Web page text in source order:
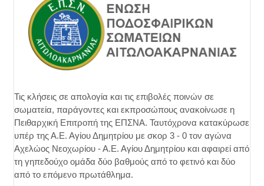
Τις κλήσεις σε απολογία και τις επιβολές ποινών σε
σωματεία, παράγοντες και εκπροσώπους ανακοίνωσε η
Πειθαρχική Επιτροπή της ΕΠΣΝΑ. Ταυτόχρονα κατακύρωσε
υπέρ της Α.Ε. Αγίου Δημητρίου με σκορ 3 - 0 τον αγώνα
Αχελώος Νεοχωρίου - Α.Ε. Αγίου Δημητρίου και αφαιρεί από
τη γηπεδούχο ομάδα δύο βαθμούς από το φετινό και δύο
από το επόμενο πρωτάθλημα.